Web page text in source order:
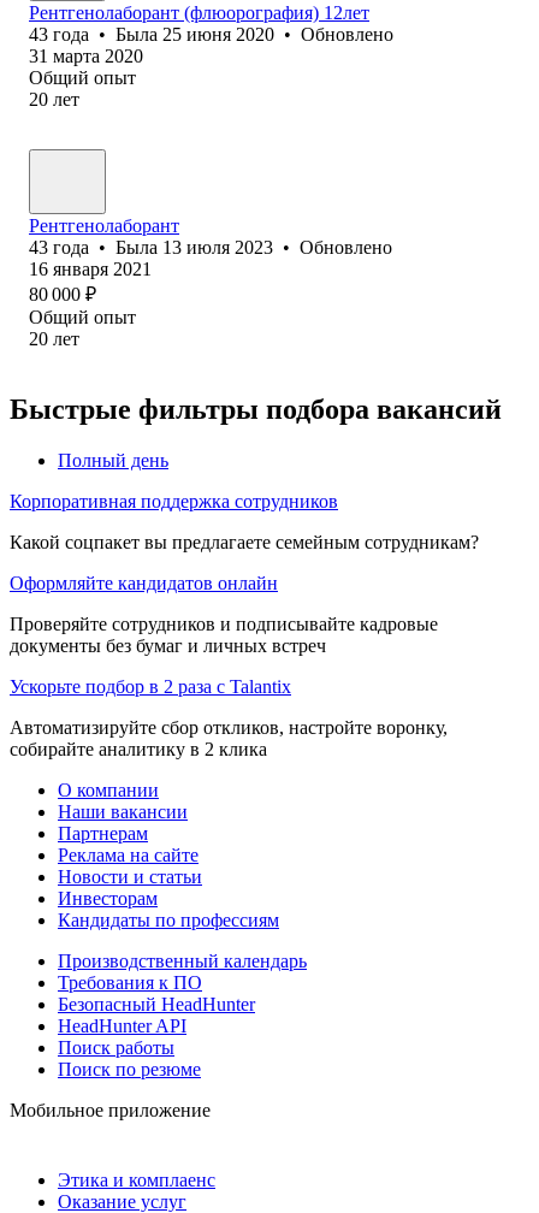
Рентгенолаборант (флюорография) 12лет
43 года • Была 25 июня 2020 • Обновлено
31 марта 2020
Общий опыт
20 лет
Рентгенолаборант
43 года • Была 13 июля 2023 • Обновлено
16 января 2021
80 000 ₽
Общий опыт
20 лет
Быстрые фильтры подбора вакансий
Полный день
Корпоративная поддержка сотрудников
Какой соцпакет вы предлагаете семейным сотрудникам?
Оформляйте кандидатов онлайн
Проверяйте сотрудников и подписывайте кадровые
документы без бумаг и личных встреч
Ускорьте подбор в 2 раза с Talantix
Автоматизируйте сбор откликов, настройте воронку,
собирайте аналитику в 2 клика
О компании
Наши вакансии
Партнерам
Реклама на сайте
Новости и статьи
Инвесторам
Кандидаты по профессиям
Производственный календарь
Требования к ПО
Безопасный HeadHunter
HeadHunter API
Поиск работы
Поиск по резюме
Мобильное приложение
Этика и комплаенс
Оказание услуг